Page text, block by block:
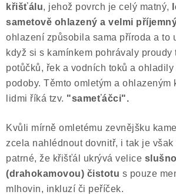
křišťálu, jehož povrch je celý matný,
sametově ohlazený a velmi
ohlazení způsobila sama příroda a to
když si s kamínkem pohrávaly proudy
potůčků, řek a vodních toků a
podoby. Těmto omletým a ohlazeným
lidmi říká tzv. "sameťáčci".
Kvůli mírně omletému zevnějšku
zcela nahlédnout dovnitř, i tak je
patrné, že křišťál ukrývá velice
(drahokamovou) čistotu s pouze
mlhovin, inkluzí či peříček.